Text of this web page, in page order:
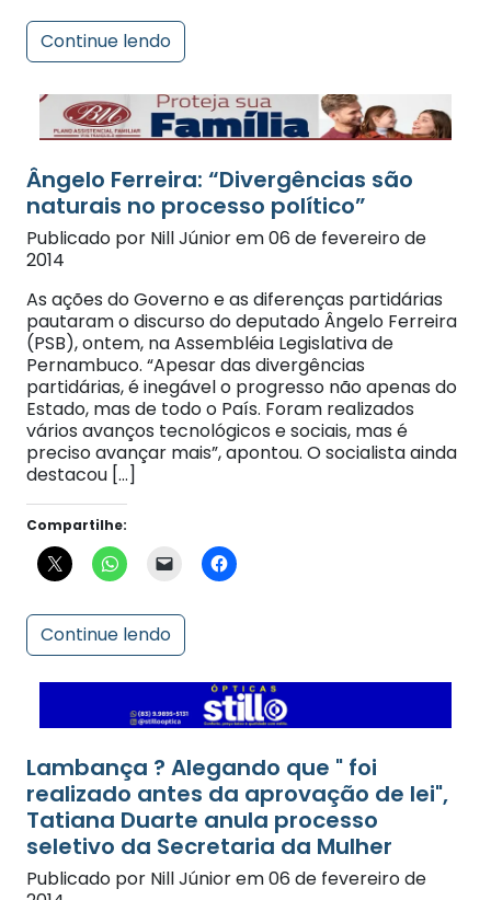
Continue lendo
naturais no processo político”
Publicado por Nill Júnior em 06 de fevereiro de
2014
As ações do Governo e as diferenças partidárias
pautaram o discurso do deputado Ângelo Ferreira
(PSB), ontem, na Assembléia Legislativa de
Pernambuco. “Apesar das divergências
partidárias, é inegável o progresso não apenas do
Estado, mas de todo o País. Foram realizados
vários avanços tecnológicos e sociais, mas é
preciso avançar mais”, apontou. O socialista ainda
destacou […]
Continue lendo
realizado antes da aprovação de lei",
Tatiana Duarte anula processo
seletivo da Secretaria da Mulher
Publicado por Nill Júnior em 06 de fevereiro de
2014